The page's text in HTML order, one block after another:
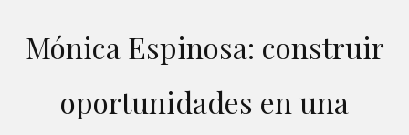
Mónica Espinosa: construir
oportunidades en una